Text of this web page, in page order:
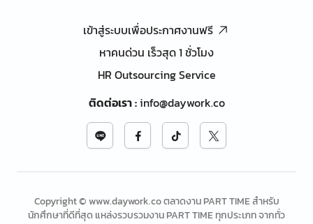
เข้าสู่ระบบเพื่อประกาศงานฟรี
หาคนด่วน เร็วสุด 1 ชั่วโมง
HR Outsourcing Service
ติดต่อเรา:info@daywork.co
Copyright © www.daywork.co ตลาดงาน PART TIME สำหรับ
นักศึกษาที่ดีที่สุด แหล่งรวบรวมงาน PART TIME ทุกประเภท จากทั่ว